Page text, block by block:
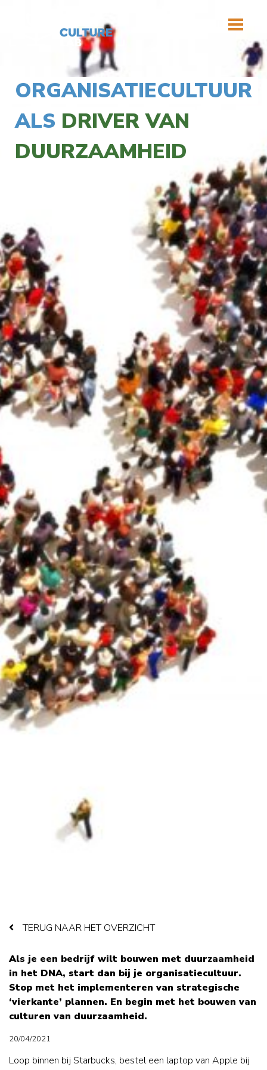
ORGANISATIECULTUUR
ALS DRIVER VAN
DUURZAAMHEID
TERUG NAAR HET OVERZICHT
Als je een bedrijf wilt bouwen met duurzaamheid
in het DNA, start dan bij je organisatiecultuur.
Stop met het implementeren van strategische
‘vierkante’ plannen. En begin met het bouwen van
culturen van duurzaamheid.
20/04/2021
Loop binnen bij Starbucks, bestel een laptop van Apple bij